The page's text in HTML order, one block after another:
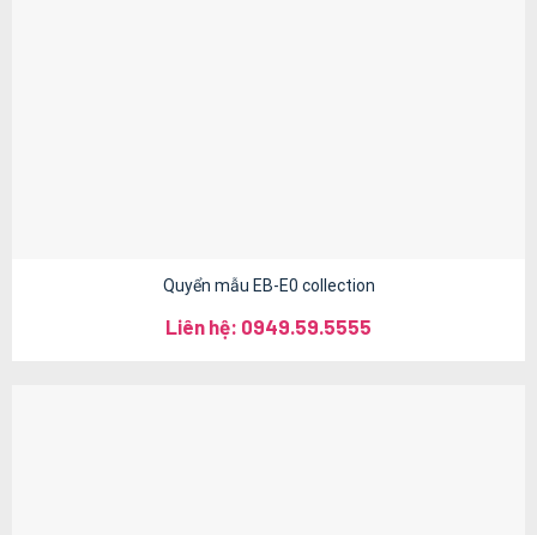
Quyển mẫu EB-E0 collection
Liên hệ: 0949.59.5555